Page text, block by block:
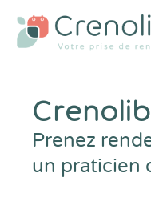
Prenez
un praticien